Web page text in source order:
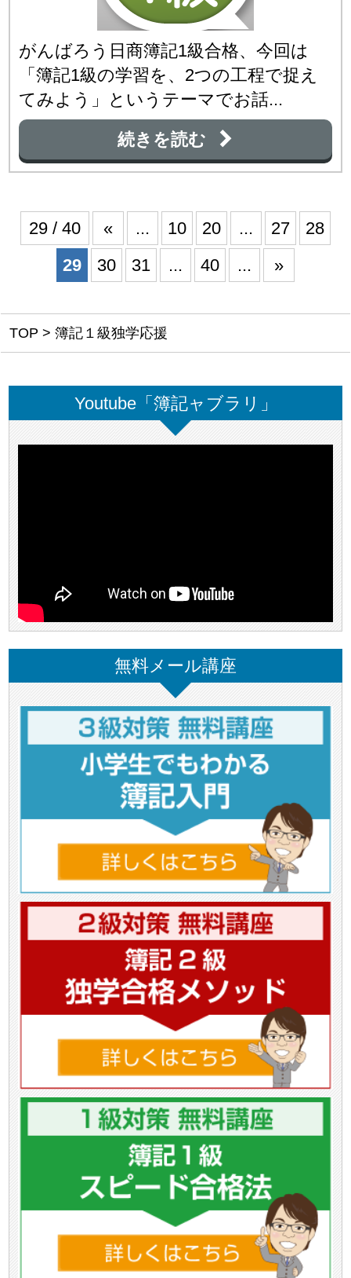
がんばろう日商簿記1級合格、今回は
「簿記1級の学習を、2つの工程で捉え
てみよう」というテーマでお話...
続きを読む
29 / 40 « ... 10 20 ... 27
28
29
30 31 ... 40 ... »
TOP > 簿記１級独学応援
Youtube「簿記ャブラリ」
無料メール講座